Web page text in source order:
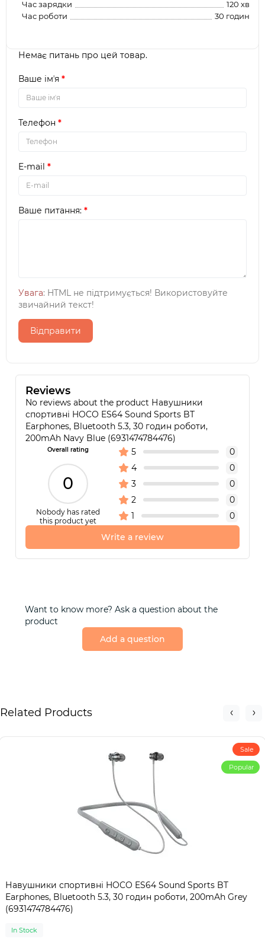
Час зарядки
120 хв
Час роботи
30 годин
Немає питань про цей товар.
Ваше імʼя
Телефон
E-mail
Ваше питання:
Увага: HTML не підтримується! Використовуйте
звичайний текст!
Відправити
Reviews
No reviews about the product Навушники
спортивні HOCO ES64 Sound Sports BT
Earphones, Bluetooth 5.3, 30 годин роботи,
200mAh Navy Blue (6931474784476)
Overall rating
0
Nobody has rated
this product yet
5
0
4
0
3
0
2
0
1
0
Write a review
Want to know more? Ask a question about the
product
Add a question
Related Products
Sale
Popular
Навушники спортивні HOCO ES64 Sound Sports BT
Earphones, Bluetooth 5.3, 30 годин роботи, 200mAh Grey
(6931474784476)
In Stock